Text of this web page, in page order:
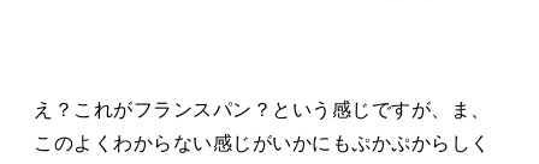
え？これがフランスパン？という感じですが、ま、
このよくわからない感じがいかにもぷかぷからしく